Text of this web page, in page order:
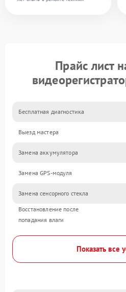
Прайс лист
Бесплатная диагностика
Выезд мастера
Замена аккумулятора
Замена GPS-модуля
Замена сенсорного стекла
Восстановление после
попадания влаги
Показать все